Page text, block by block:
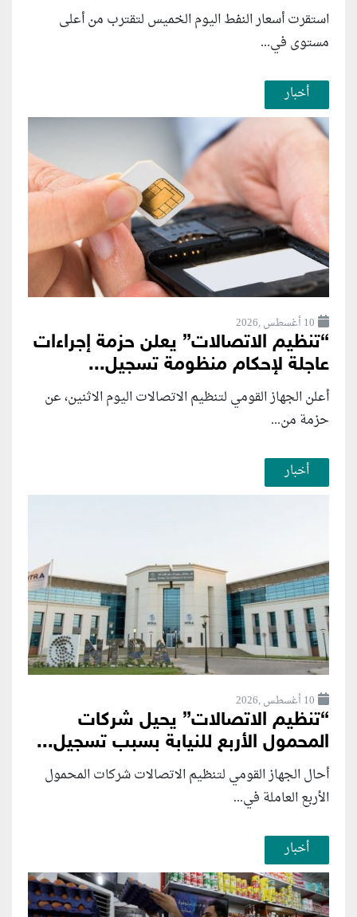
استقرت أسعار النفط اليوم الخميس لتقترب من أعلى
مستوى في...
أخبار
10 أغسطس ,2026
“تنظيم الاتصالات” يعلن حزمة إجراءات
عاجلة لإحكام منظومة تسجيل...
أعلن الجهاز القومي لتنظيم الاتصالات اليوم الاثنين، عن
حزمة من...
أخبار
10 أغسطس ,2026
“تنظيم الاتصالات” يحيل شركات
المحمول الأربع للنيابة بسبب تسجيل...
أحال الجهاز القومي لتنظيم الاتصالات شركات المحمول
الأربع العاملة في...
أخبار